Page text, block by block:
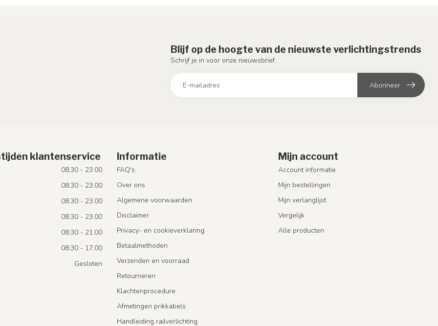
Blijf op de hoogte van de nieuwste verlichtingstrends
Schrijf je in voor onze nieuwsbrief.
Abonneer
klantenservice
08.30 - 23.00
08.30 - 23.00
08.30 - 23.00
08.30 - 23.00
08.30 - 21.00
08.30 - 17.00
Gesloten
Informatie
FAQ's
Over ons
Algemene voorwaarden
Disclaimer
Privacy- en cookieverklaring
Betaalmethoden
Verzenden en voorraad
Retourneren
Klachtenprocedure
Afmetingen prikkabels
Handleiding railverlichting
Mijn account
Account informatie
Mijn bestellingen
Mijn verlanglijst
Vergelijk
Alle producten